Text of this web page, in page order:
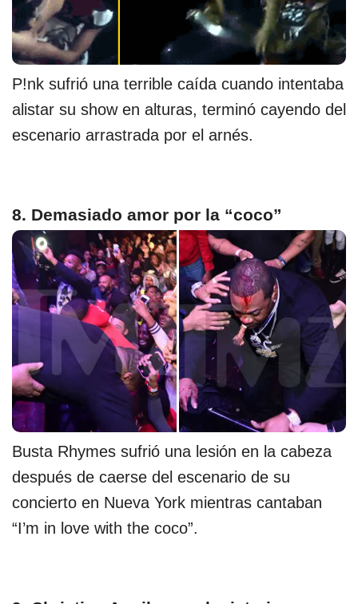
P!nk sufrió una terrible caída cuando intentaba
alistar su show en alturas, terminó cayendo del
escenario arrastrada por el arnés.
8. Demasiado amor por la “coco”
Busta Rhymes sufrió una lesión en la cabeza
después de caerse del escenario de su
concierto en Nueva York mientras cantaban
“I’m in love with the coco”.